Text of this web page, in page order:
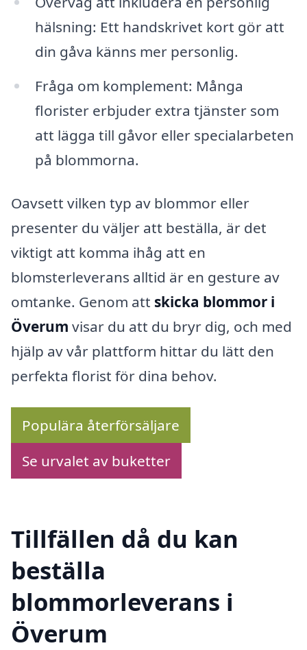
hälsning: Ett handskrivet kort gör att
din gåva känns mer personlig.
Fråga om komplement: Många
florister erbjuder extra tjänster som
att lägga till gåvor eller specialarbeten
på blommorna.
Oavsett vilken typ av blommor eller
presenter du väljer att beställa, är det
viktigt att komma ihåg att en
blomsterleverans alltid är en gesture av
omtanke. Genom att skicka blommor i
Överum visar du att du bryr dig, och med
hjälp av vår plattform hittar du lätt den
perfekta florist för dina behov.
Populära återförsäljare
Se urvalet av buketter
Tillfällen då du kan
beställa
blommorleverans i
Överum